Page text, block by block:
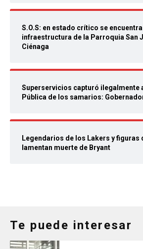
S.O.S: en estado crítico se
infraestructura de la Parroquia San
Ciénaga
Superservicios capturó ilegalmente
Pública de los samarios:
Legendarios de los Lakers y figuras
lamentan muerte de Bryant
Te puede interesar